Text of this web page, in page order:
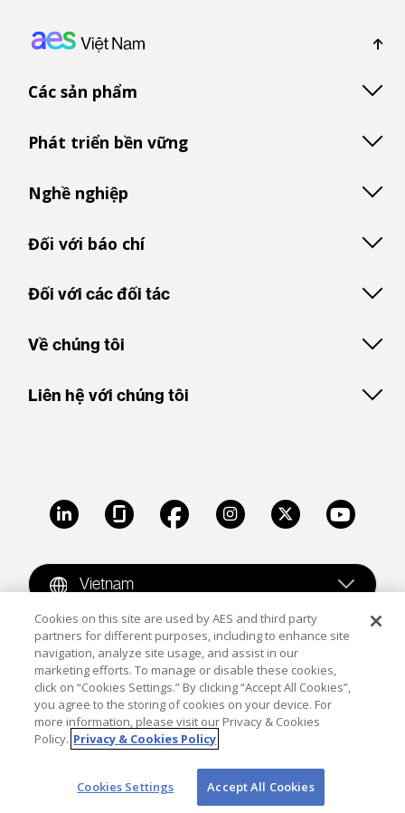
Footer: Vietnam
Các sản phẩm
Phát triển bền vững
Nghề nghiệp
Đối với báo chí
Đối với các đối tác
Về chúng tôi
Liên hệ với chúng tôi
LinkedIn GlassdoorFacebookInstagramX Youtube
Vietnam
Copyright © 2009-2026 The AES Corporation. All rights
reserved.Terms of Use|Privacy
Reproduction in whole or in part in any form or medium
without the express written permission of The AES
Corporation is prohibited. AES and the AES logo are
trademarks of The AES Corporation.
Cookies on this site are used by AES and third party
partners for different purposes, including to enhance site
navigation, analyze site usage, and assist in our
marketing efforts. To manage or disable these cookies,
click on “Cookies Settings.” By clicking “Accept All Cookies”,
you agree to the storing of cookies on your device. For
more information, please visit our Privacy & Cookies
Policy. Privacy & Cookies Policy
Cookies Settings Accept All Cookies